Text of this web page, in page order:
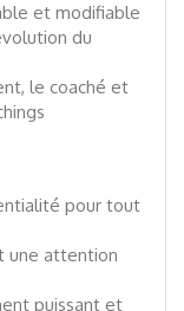
et modifiable
du
le coaché et
pour tout
une attention
puissant et